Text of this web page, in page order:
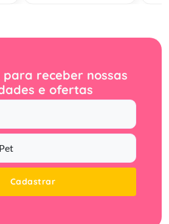
para receber nossas
e ofertas
Cadastrar